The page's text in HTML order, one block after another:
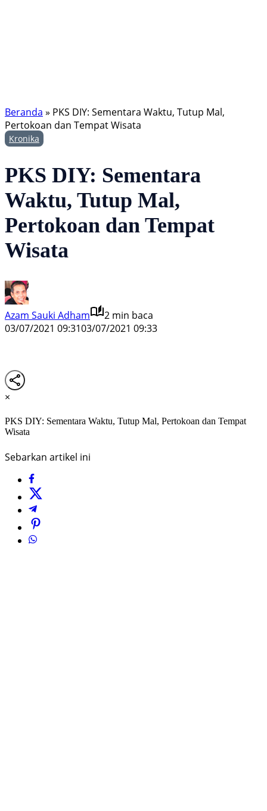
Beranda » PKS DIY: Sementara Waktu, Tutup Mal,
Pertokoan dan Tempat Wisata
Kronika
PKS DIY: Sementara
Waktu, Tutup Mal,
Pertokoan dan Tempat
Wisata
Azam Sauki Adham
2 min baca
03/07/2021 09:3103/07/2021 09:33
×
PKS DIY: Sementara Waktu, Tutup Mal, Pertokoan dan Tempat
Wisata
Sebarkan artikel ini